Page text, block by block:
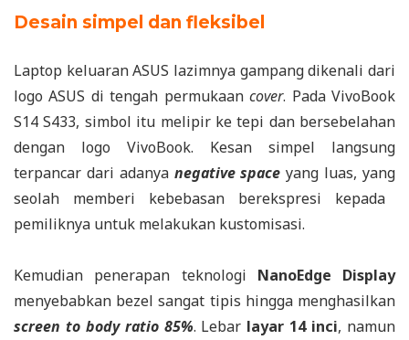
Desain simpel dan fleksibel
Laptop keluaran ASUS lazimnya gampang dikenali dari
logo ASUS di tengah permukaancover. Pada VivoBook
S14 S433, simbol itu melipir ke tepi dan bersebelahan
dengan logo VivoBook. Kesan simpel langsung
terpancar dari adanya negative space yang luas, yang
seolah memberi kebebasan berekspresi kepada
pemiliknya untuk melakukan kustomisasi.
Kemudian penerapan teknologi NanoEdge Display
menyebabkan bezel sangat tipis hingga menghasilkan
screen to body ratio 85%. Lebar layar 14 inci, namun